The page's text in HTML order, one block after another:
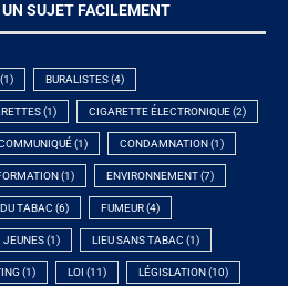
SUJET FACILEMENT
(1) BURALISTES(4)
(1) CIGARETTE ÉLECTRONIQUE(2)
(1) CONDAMNATION (1)
(1) ENVIRONNEMENT(7)
TABAC (6) FUMEUR(4)
JEUNES(1) LIEU SANS TABAC (1)
(1) LOI (11) LÉGISLATION (10)